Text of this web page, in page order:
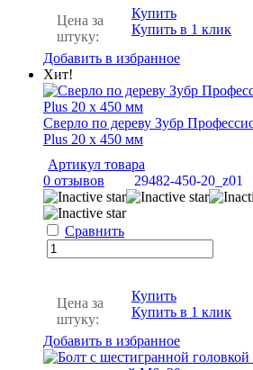
Цена за
штуку:
Купить
Купить в 1 клик
Добавить в избранное
Хит!
Сверло по дереву Зубр
Plus 20 х 450 мм
Артикул товара
29482-450-20_z01
0 отзывов
Сравнить
Цена за
штуку:
Купить
Купить в 1 клик
Добавить в избранное